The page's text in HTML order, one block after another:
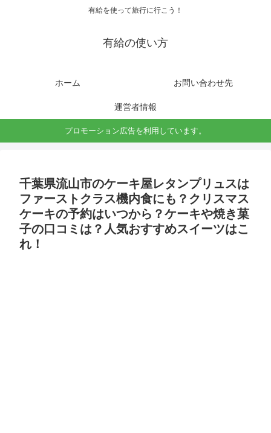
有給を使って旅行に行こう！
有給の使い方
ホーム お問い合わせ先
運営者情報
プロモーション広告を利用しています。
千葉県流山市のケーキ屋レタンプリュスは
ファーストクラス機内食にも？クリスマス
ケーキの予約はいつから？ケーキや焼き菓
子の口コミは？人気おすすめスイーツはこ
れ！